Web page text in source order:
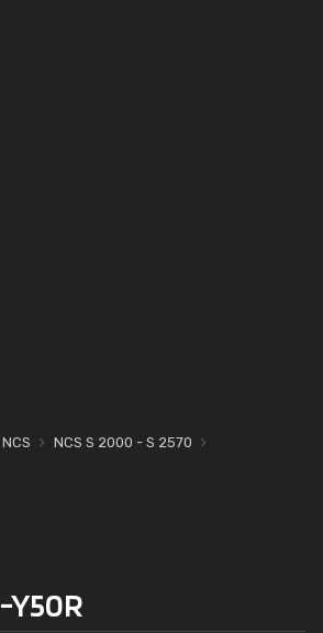
NCS
NCS S 2000 - S 2570
Y50R